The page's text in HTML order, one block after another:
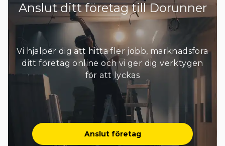
Anslut ditt företag till Dorunner
Vi hjälper dig att hitta fler jobb, marknadsföra
ditt företag online och vi ger dig verktygen
för att lyckas
Anslut företag